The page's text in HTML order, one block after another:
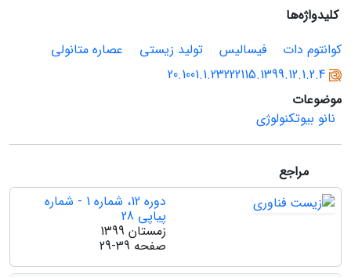
کلیدواژه‌ها
کوانتوم دات
فیسالیس تولید زیستی
عصاره متانولی
20.1001.1.23222115.1399.12.1.2.4
موضوعات
نانو بیوتکنولوژی
مراجع
دوره 12، شماره 1 - شماره
پیاپی 28
زمستان 1399
صفحه 29-39